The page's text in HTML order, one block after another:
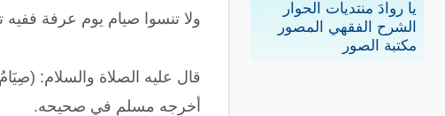
يا روادَ منتديات الحوار
الشرح الفقهي المصور
مكتبة الصور
ولا تنسوا صيام يوم عرفة
قال عليه الصلاة والسلام:
أخرجه مسلم في صحيحه.